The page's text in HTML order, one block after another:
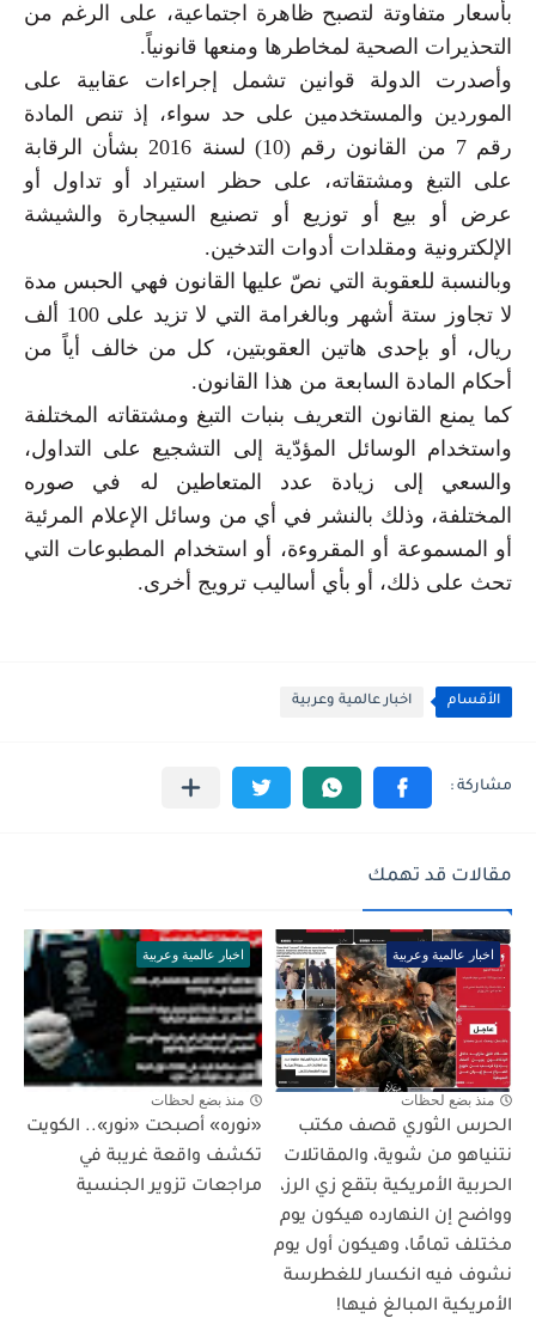
بأسعار متفاوتة لتصبح ظاهرة اجتماعية، على الرغم من
التحذيرات الصحية لمخاطرها ومنعها قانونياً.
وأصدرت الدولة قوانين تشمل إجراءات عقابية على
الموردين والمستخدمين على حد سواء، إذ تنص المادة
رقم 7 من القانون رقم (10) لسنة 2016 بشأن الرقابة
على التبغ ومشتقاته، على حظر استيراد أو تداول أو
عرض أو بيع أو توزيع أو تصنيع السيجارة والشيشة
الإلكترونية ومقلدات أدوات التدخين.
وبالنسبة للعقوبة التي نصّ عليها القانون فهي الحبس مدة
لا تجاوز ستة أشهر وبالغرامة التي لا تزيد على 100 ألف
ريال، أو بإحدى هاتين العقوبتين، كل من خالف أياً من
أحكام المادة السابعة من هذا القانون.
كما يمنع القانون التعريف بنبات التبغ ومشتقاته المختلفة
واستخدام الوسائل المؤدّية إلى التشجيع على التداول،
والسعي إلى زيادة عدد المتعاطين له في صوره
المختلفة، وذلك بالنشر في أي من وسائل الإعلام المرئية
أو المسموعة أو المقروءة، أو استخدام المطبوعات التي
تحث على ذلك، أو بأي أساليب ترويج أخرى.
الأقسام اخبار عالمية وعربية
مقالات قد تهمك
اخبار عالمية وعربية
منذ بضع لحظات
الحرس الثوري قصف مكتب
نتنياهو من شوية، والمقاتلات
الحربية الأمريكية بتقع زي الرز،
وواضح إن النهارده هيكون يوم
مختلف تمامًا، وهيكون أول يوم
نشوف فيه انكسار للغطرسة
الأمريكية المبالغ فيها!
اخبار عالمية وعربية
منذ بضع لحظات
«نوره» أصبحت «نور».. الكويت
تكشف واقعة غريبة في
مراجعات تزوير الجنسية